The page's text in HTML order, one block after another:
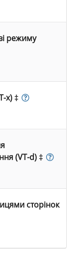
режиму
x) ‡
(VT-d) ‡
сторінок